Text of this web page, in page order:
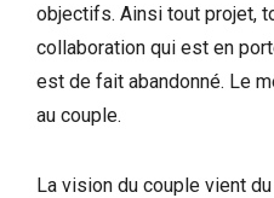
objectifs. Ainsi tout projet,
collaboration qui est en
est de fait abandonné. Le
au couple.
La vision du couple vient